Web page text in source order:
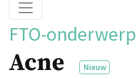
FTO-onderwerp
Acne Nieuw